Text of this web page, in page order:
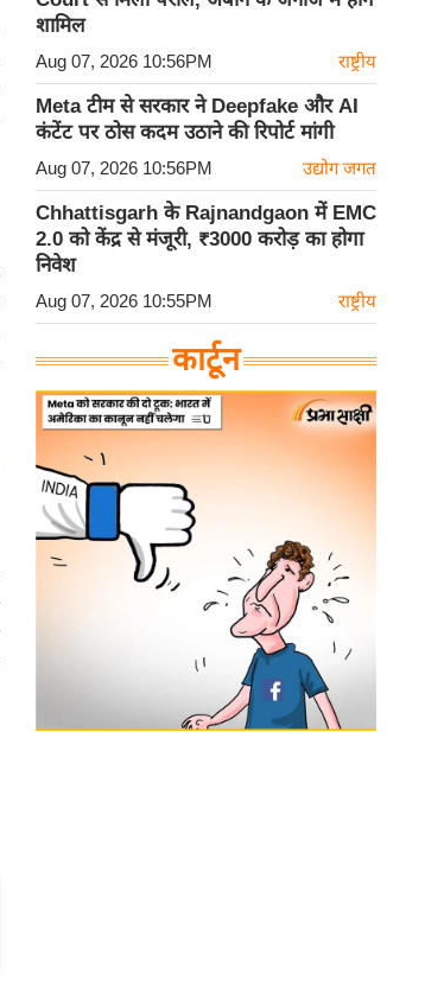
शामिल
Aug 07, 2026 10:56PM राष्ट्रीय
Meta टीम से सरकार ने Deepfake और AI
कंटेंट पर ठोस कदम उठाने की रिपोर्ट मांगी
Aug 07, 2026 10:56PM उद्योग जगत
Chhattisgarh के Rajnandgaon में EMC
2.0 को केंद्र से मंजूरी, ₹3000 करोड़ का होगा
निवेश
Aug 07, 2026 10:55PM राष्ट्रीय
कार्टून